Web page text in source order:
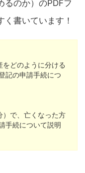
るのか）のPDFフ
く書いています！
どのように分ける
記の申請手続につ
で、亡くなった方
手続について説明